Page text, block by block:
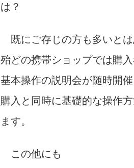
は？
既にご存じの方も多いとは
殆どの携帯ショップでは購
基本操作の説明会が随時開催
購入と同時に基礎的な操作
ます。
この他にも